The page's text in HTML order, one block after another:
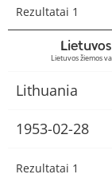
Rezultatai 1
Lietuvos žiemos
Lithuania
1953-02-28
Rezultatai 1